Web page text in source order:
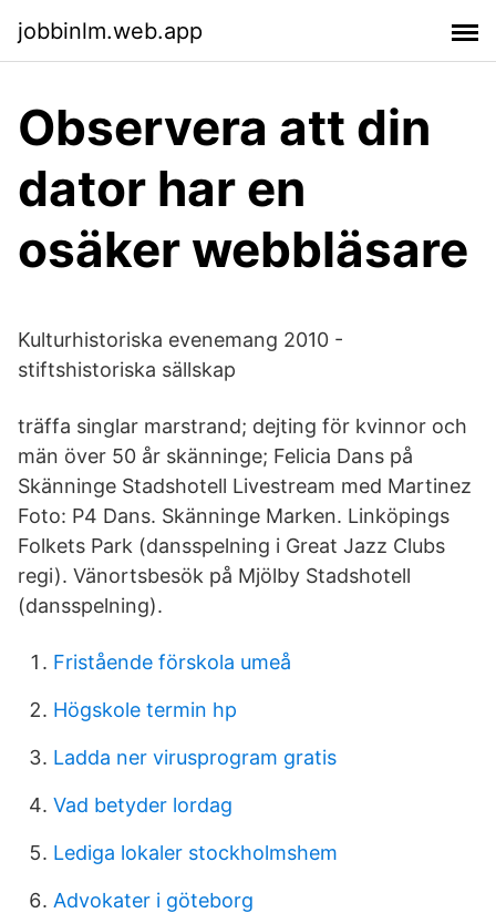
jobbinlm.web.app
Observera att din
dator har en
osäker webbläsare
Kulturhistoriska evenemang 2010 -
stiftshistoriska sällskap
träffa singlar marstrand; dejting för kvinnor och
män över 50 år skänninge; Felicia Dans på
Skänninge Stadshotell Livestream med Martinez
Foto: P4 Dans. Skänninge Marken. Linköpings
Folkets Park (dansspelning i Great Jazz Clubs
regi). Vänortsbesök på Mjölby Stadshotell
(dansspelning).
Fristående förskola umeå
Högskole termin hp
Ladda ner virusprogram gratis
Vad betyder lordag
Lediga lokaler stockholmshem
Advokater i göteborg